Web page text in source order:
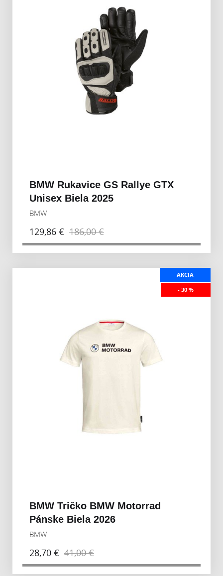
BMW Rukavice GS Rallye GTX
Unisex Biela 2025
BMW
129,86 € 186,00 €
AKCIA
- 30 %
BMW Tričko BMW Motorrad
Pánske Biela 2026
BMW
28,70 € 41,00 €